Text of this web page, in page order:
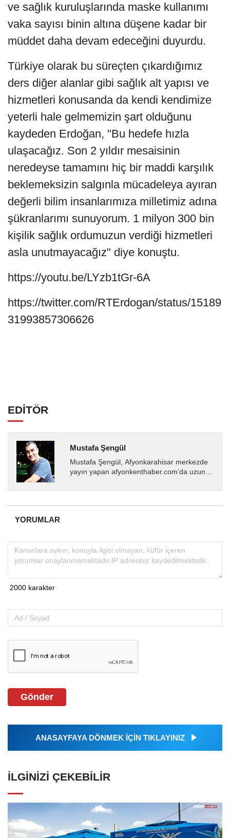
ve sağlık kuruluşlarında maske kullanımı
vaka sayısı binin altına düşene kadar bir
müddet daha devam edeceğini duyurdu.
Türkiye olarak bu süreçten çıkardığımız
ders diğer alanlar gibi sağlık alt yapısı ve
hizmetleri konusanda da kendi kendimize
yeterli hale gelmemizin şart olduğunu
kaydeden Erdoğan, "Bu hedefe hızla
ulaşacağız. Son 2 yıldır mesaisinin
neredeyse tamamını hiç bir maddi karşılık
beklemeksizin salgınla mücadeleya ayıran
değerli bilim insanlarımıza milletimiz adına
şükranlarımı sunuyorum. 1 milyon 300 bin
kişilik sağlık ordumuzun verdiği hizmetleri
asla unutmayacağız" diye konuştu.
https://youtu.be/LYzb1tGr-6A
https://twitter.com/RTErdogan/status/15189
31993857306626
EDİTÖR
Mustafa Şengül
Mustafa Şengül, Afyonkarahisar merkezde
yayın yapan afyonkenthaber.com’da uzun
almakta, haber akışı...
YORUMLAR
Gönder
ANASAYFAYA DÖNMEK İÇİN TIKLAYINIZ
İLGINIZI ÇEKEBILIR